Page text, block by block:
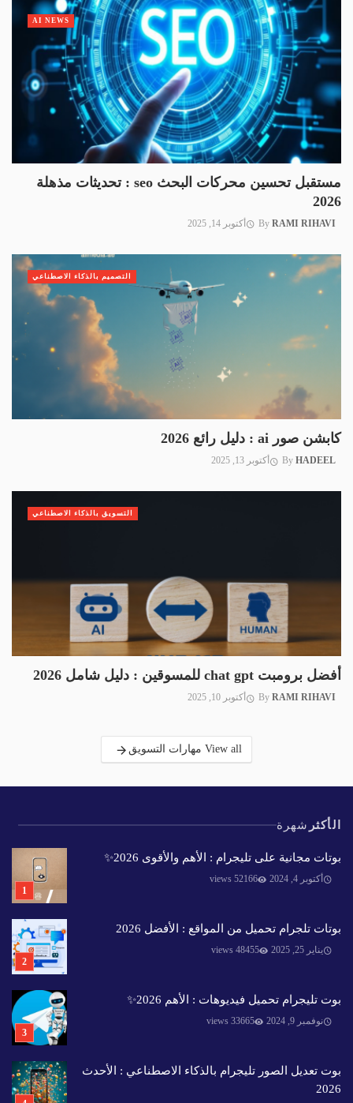
مستقبل تحسين محركات البحث seo : تحديثات مذهلة
2026
By RAMI RIHAVI أكتوبر 14, 2025
AI NEWS
كابشن صور ai : دليل رائع 2026
By HADEEL أكتوبر 13, 2025
التصميم بالذكاء الاصطناعي
أفضل برومبت chat gpt للمسوقين : دليل شامل 2026
By RAMI RIHAVI أكتوبر 10, 2025
التسويق بالذكاء الاصطناعي
View all مهارات التسويق
الأكثر شهرة
بوتات مجانية على تليجرام : الأهم والأقوى 2026✨️
أكتوبر 4, 2024 52166 views
بوتات تلجرام تحميل من المواقع : الأفضل 2026
يناير 25, 2025 48455 views
بوت تليجرام تحميل فيديوهات : الأهم 2026✨️
نوفمبر 9, 2024 33665 views
بوت تعديل الصور تليجرام بالذكاء الاصطناعي : الأحدث
2026